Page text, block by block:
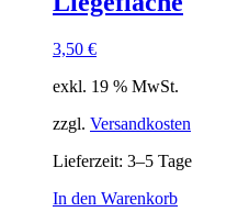
3,50 €
exkl. 19 % MwSt.
zzgl. Versandkosten
Lieferzeit: 3–5 Tage
In den Warenkorb